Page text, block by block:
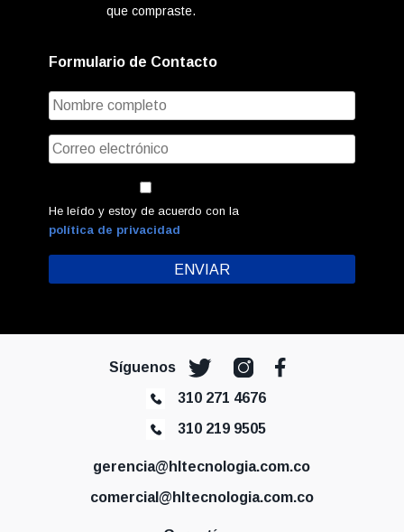
que compraste.
Formulario de Contacto
He leído y estoy de acuerdo con la
política de privacidad
Síguenos
310 271 4676
310 219 9505
gerencia@hltecnologia.com.co
comercial@hltecnologia.com.co